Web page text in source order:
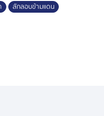
ลักลอบข้ามแดน